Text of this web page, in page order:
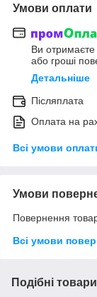
Умови оплати
Ви
або гроші
Детальніше
Післяплата
Оплата на
Всі умови
Умови
Повернення
Всі умови
Подібні